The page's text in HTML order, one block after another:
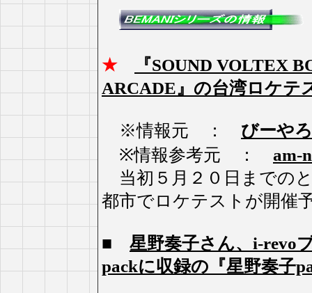
★
『SOUND VOLTEX
ARCADE』の台湾ロケテ
※情報元 ： びーや
※情報参考元 ： am-
当初５月２０日までの
都市でロケテストが開催
■ 星野奏子さん、i-revo
packに収録の『星野奏子